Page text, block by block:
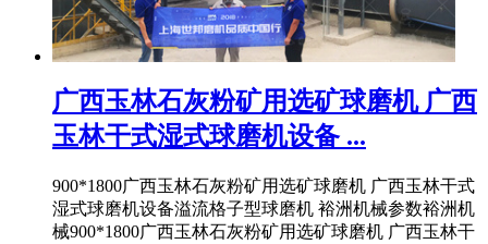
广西玉林石灰粉矿用选矿球磨机 广西
玉林干式湿式球磨机设备 ...
900*1800广西玉林石灰粉矿用选矿球磨机 广西玉林干式
湿式球磨机设备溢流格子型球磨机 裕洲机械参数裕洲机
械900*1800广西玉林石灰粉矿用选矿球磨机 广西玉林干